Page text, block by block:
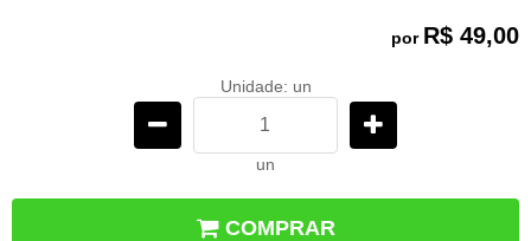
por R$ 49,00
Unidade: un
un
COMPRAR